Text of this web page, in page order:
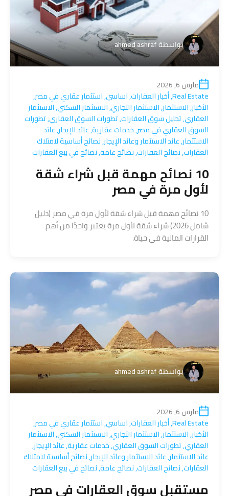
بواسطةahmed ashraf
مارس 6, 2026
Real Estate
,أخبار العقارات,اساسي,استثمار عقاري في مصر,
الأخبار,الاستثمار,الاستثمار التجاري,الاستثمار السكني,الاستثمار
العقاري,تحليل سوق العقارات,تطورات السوق العقاري,تطورات
السوق العقاري في مصر,خدمات عقارية,عائد الإيجار,عائد
الاستثمار,عائد الاستثمار وعائد الإيجار,نصائح أساسية لامتلاك
العقارات,نصائح العقارات,نصائح عامة,نصائح في بيع العقارات
10 نصائح مهمة قبل شراء شقة
لأول مرة في مصر
10 نصائح مهمة قبل شراء شقة لأول مرة في مصر (دليل
شامل 2026) شراء شقة لأول مرة يعتبر واحدًا من أهم
القرارات المالية في حياة.
بواسطةahmed ashraf
مارس 6, 2026
Real Estate
,أخبار العقارات,اساسي,استثمار عقاري في مصر,
الأخبار,الاستثمار,الاستثمار التجاري,الاستثمار السكني,الاستثمار
العقاري,تطورات السوق العقاري,خدمات عقارية,عائد الإيجار,
عائد الاستثمار,عائد الاستثمار وعائد الإيجار,نصائح أساسية لامتلاك
العقارات,نصائح العقارات,نصائح عامة,نصائح في بيع العقارات
مستقبل سوق العقارات في مصر